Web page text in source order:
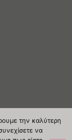
την καλύτερη
να